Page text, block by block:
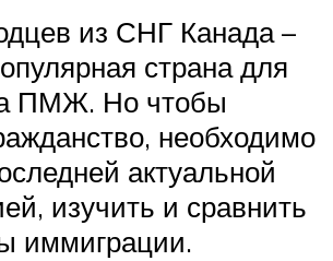
из СНГ Канада –
страна для
ПМЖ. Но чтобы
необходимо
актуальной
изучить и сравнить
иммиграции.